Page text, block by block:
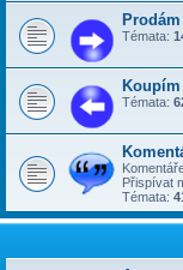
Prodám
Témata:
Koupím
Témata:
Přispívat
Témata: